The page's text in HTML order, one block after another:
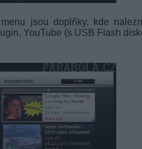
jsou doplňky, kde
YouTube (s USB Flash